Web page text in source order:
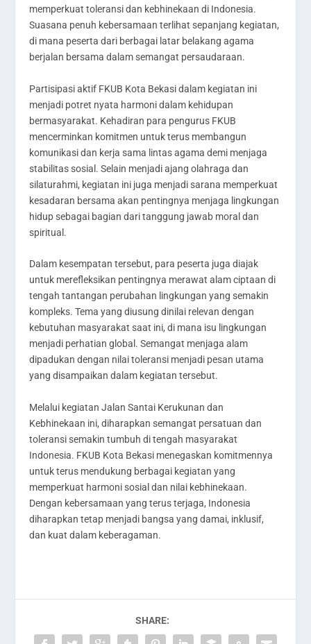
memperkuat toleransi dan kebhinekaan di Indonesia.
Suasana penuh kebersamaan terlihat sepanjang kegiatan,
di mana peserta dari berbagai latar belakang agama
berjalan bersama dalam semangat persaudaraan.
Partisipasi aktif FKUB Kota Bekasi dalam kegiatan ini
menjadi potret nyata harmoni dalam kehidupan
bermasyarakat. Kehadiran para pengurus FKUB
mencerminkan komitmen untuk terus membangun
komunikasi dan kerja sama lintas agama demi menjaga
stabilitas sosial. Selain menjadi ajang olahraga dan
silaturahmi, kegiatan ini juga menjadi sarana memperkuat
kesadaran bersama akan pentingnya menjaga lingkungan
hidup sebagai bagian dari tanggung jawab moral dan
spiritual.
Dalam kesempatan tersebut, para peserta juga diajak
untuk merefleksikan pentingnya merawat alam ciptaan di
tengah tantangan perubahan lingkungan yang semakin
kompleks. Tema yang diusung dinilai relevan dengan
kebutuhan masyarakat saat ini, di mana isu lingkungan
menjadi perhatian global. Semangat menjaga alam
dipadukan dengan nilai toleransi menjadi pesan utama
yang disampaikan dalam kegiatan tersebut.
Melalui kegiatan Jalan Santai Kerukunan dan
Kebhinekaan ini, diharapkan semangat persatuan dan
toleransi semakin tumbuh di tengah masyarakat
Indonesia. FKUB Kota Bekasi menegaskan komitmennya
untuk terus mendukung berbagai kegiatan yang
memperkuat harmoni sosial dan nilai kebhinekaan.
Dengan kebersamaan yang terus terjaga, Indonesia
diharapkan tetap menjadi bangsa yang damai, inklusif,
dan kuat dalam keberagaman.
SHARE: